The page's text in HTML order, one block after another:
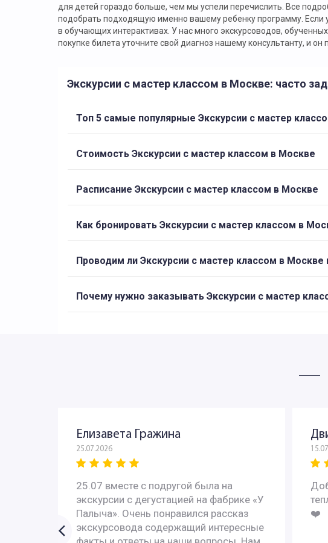
для детей гораздо больше, чем мы успели перечислить. Все
подобрать подходящую именно вашему ребенку программу. Если
в обучающих интерактивах. У нас много экскурсоводов,
покупке билета уточните свой диагноз нашему консультанту, и
Экскурсии с мастер классом в Москве: часто
Топ 5 самые популярные Экскурсии с мастер
Стоимость Экскурсии с мастер классом в Москве
Расписание Экскурсии с мастер классом в Москве
Как бронировать Экскурсии с мастер классом в
Проводим ли Экскурсии с мастер классом в Москве
Почему нужно заказывать Экскурсии с мастер
Елизавета Гражина
25.07.2026
25.07 вместе с подругой была на
экскурсии с дегустацией на фабрике «У
Палыча». Очень понравился рассказ
экскурсовода содержащий интересные
❤️